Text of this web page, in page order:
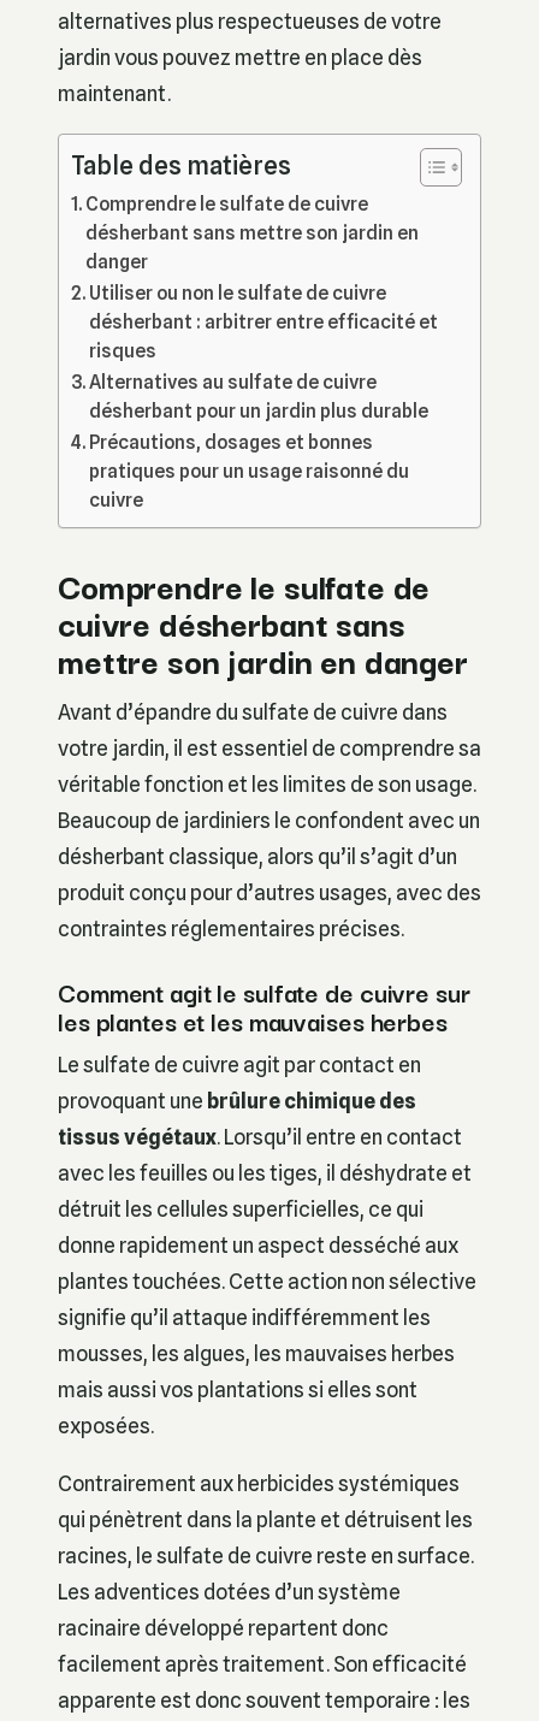
alternatives plus respectueuses de votre
jardin vous pouvez mettre en place dès
maintenant.
Table des matières
Comprendre le sulfate de cuivre
désherbant sans mettre son jardin en
danger
Utiliser ou non le sulfate de cuivre
désherbant : arbitrer entre efficacité et
risques
Alternatives au sulfate de cuivre
désherbant pour un jardin plus durable
Précautions, dosages et bonnes
pratiques pour un usage raisonné du
cuivre
Comprendre le sulfate de
cuivre désherbant sans
mettre son jardin en danger
Avant d’épandre du sulfate de cuivre dans
votre jardin, il est essentiel de comprendre sa
véritable fonction et les limites de son usage.
Beaucoup de jardiniers le confondent avec un
désherbant classique, alors qu’il s’agit d’un
produit conçu pour d’autres usages, avec des
contraintes réglementaires précises.
Comment agit le sulfate de cuivre sur
les plantes et les mauvaises herbes
Le sulfate de cuivre agit par contact en
provoquant une brûlure chimique des
tissus végétaux. Lorsqu’il entre en contact
avec les feuilles ou les tiges, il déshydrate et
détruit les cellules superficielles, ce qui
donne rapidement un aspect desséché aux
plantes touchées. Cette action non sélective
signifie qu’il attaque indifféremment les
mousses, les algues, les mauvaises herbes
mais aussi vos plantations si elles sont
exposées.
Contrairement aux herbicides systémiques
qui pénètrent dans la plante et détruisent les
racines, le sulfate de cuivre reste en surface.
Les adventices dotées d’un système
racinaire développé repartent donc
facilement après traitement. Son efficacité
apparente est donc souvent temporaire : les